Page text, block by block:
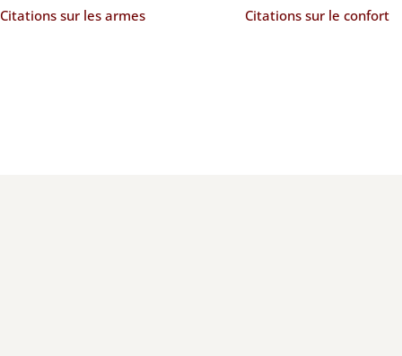
Citations sur les armes
Citations sur le confort